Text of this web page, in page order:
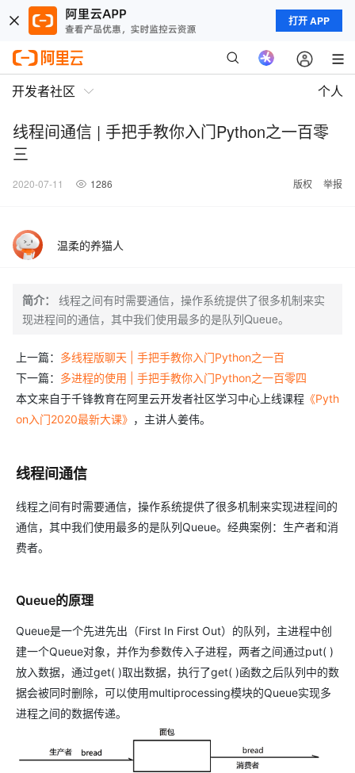
打开 APP
开发者社区 个人
线程间通信 | 手把手教你入门Python之一百零
三
2020-07-11 1286 版权 举报
温柔的养猫人
简介：
线程之间有时需要通信，操作系统提供了很多机制来实
现进程间的通信，其中我们使用最多的是队列Queue。
上一篇： 多线程版聊天 | 手把手教你入门Python之一百
下一篇： 多进程的使用 | 手把手教你入门Python之一百零四
本文来自于千锋教育在阿里云开发者社区学习中心上线课程 《Pyth
on入门2020最新大课》 ，主讲人姜伟。
线程间通信
线程之间有时需要通信，操作系统提供了很多机制来实现进程间的
通信，其中我们使用最多的是队列Queue。经典案例：生产者和消
费者。
Queue的原理
Queue是一个先进先出（First In First Out）的队列，主进程中创
建一个Queue对象，并作为参数传入子进程，两者之间通过put( )
放入数据，通过get( )取出数据，执行了get( )函数之后队列中的数
据会被同时删除，可以使用multiprocessing模块的Queue实现多
进程之间的数据传递。